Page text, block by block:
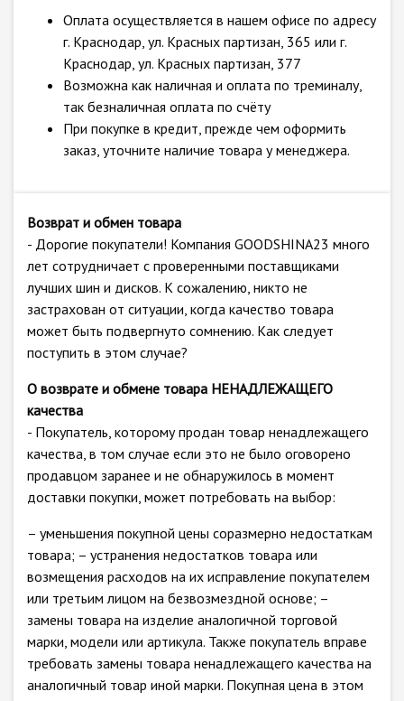
Оплата осуществляется в нашем офисе по адресу
г. Краснодар, ул. Красных партизан, 365 или г.
Краснодар, ул. Красных партизан, 377
Возможна как наличная и оплата по треминалу,
так безналичная оплата по счёту
При покупке в кредит, прежде чем оформить
заказ, уточните наличие товара у менеджера.
Возврат и обмен товара
- Дорогие покупатели! Компания GOODSHINA23 много
лет сотрудничает с проверенными поставщиками
лучших шин и дисков. К сожалению, никто не
застрахован от ситуации, когда качество товара
может быть подвергнуто сомнению. Как следует
поступить в этом случае?
О возврате и обмене товара НЕНАДЛЕЖАЩЕГО
качества
- Покупатель, которому продан товар ненадлежащего
качества, в том случае если это не было оговорено
продавцом заранее и не обнаружилось в момент
доставки покупки, может потребовать на выбор:
– уменьшения покупной цены соразмерно недостаткам
товара; – устранения недостатков товара или
возмещения расходов на их исправление покупателем
или третьим лицом на безвозмездной основе; –
замены товара на изделие аналогичной торговой
марки, модели или артикула. Также покупатель вправе
требовать замены товара ненадлежащего качества на
аналогичный товар иной марки. Покупная цена в этом